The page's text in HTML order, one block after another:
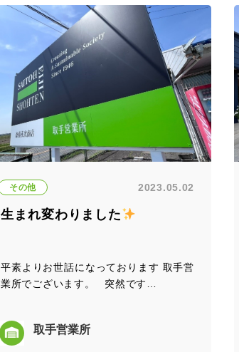
その他 2023.05.02
生まれ変わりました
平素よりお世話になっております 取手営
業所でございます。 突然です…
取手営業所